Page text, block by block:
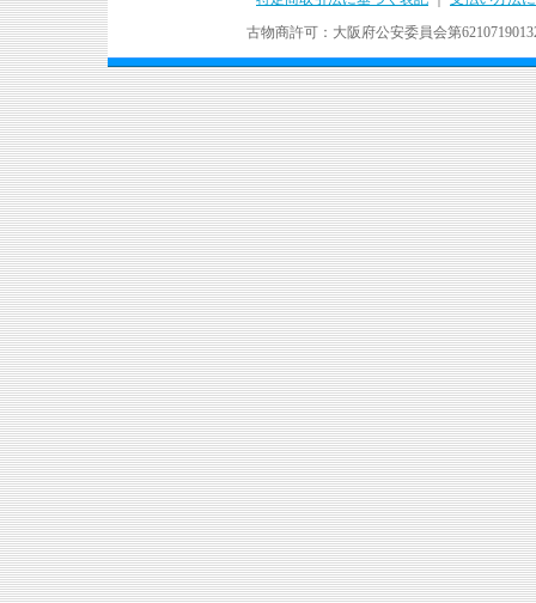
古物商許可：大阪府公安委員会第